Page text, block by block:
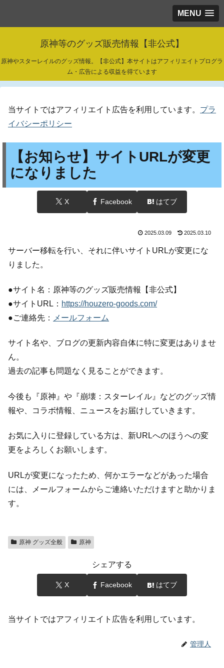
MENU
原神等のグッズ販売情報【非公式】
原神やスターレイルのグッズ情報。【非公式】本サイトはアフィリエイトプログラ
ム・広告による収益を得ています
当サイトではアフィリエイト広告を利用しています。 プラ
イバシーポリシー
【お知らせ】サイトURLが変更
になりました
X Facebook はてブ
2025.03.09 2025.03.10
サーバー移転を行い、それに伴いサイトURLが変更にな
りました。
●サイト名：原神等のグッズ販売情報【非公式】
●サイトURL： https://houzero-goods.com/
●ご連絡先：
メールフォーム
サイト名や、ブログの更新内容自体に特に変更はありませ
ん。
過去の記事も問題なく見ることができます。
今後も『原神』や『崩壊：スターレイル』などのグッズ情
報や、コラボ情報、ニュースをお届けしていきます。
お気に入りに登録している方は、新URLへのほうへの変
更をよろしくお願いします。
URLが変更になったため、何かエラーなどがあった場合
には、メールフォームからご連絡いただけますと助かりま
す。
原神 グッズ全般 原神
シェアする
X Facebook はてブ
当サイトではアフィリエイト広告を利用しています。
管理人